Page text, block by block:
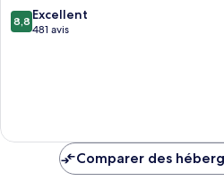
Centre
de
8.8
sur
8,8 Excellent
481 avis
Comparer des